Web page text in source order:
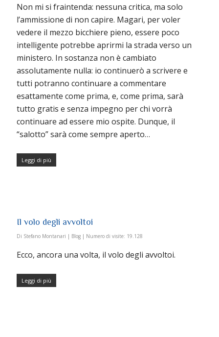
Non mi si fraintenda: nessuna critica, ma solo
l’ammissione di non capire. Magari, per voler
vedere il mezzo bicchiere pieno, essere poco
intelligente potrebbe aprirmi la strada verso un
ministero. In sostanza non è cambiato
assolutamente nulla: io continuerò a scrivere e
tutti potranno continuare a commentare
esattamente come prima, e, come prima, sarà
tutto gratis e senza impegno per chi vorrà
continuare ad essere mio ospite. Dunque, il
“salotto” sarà come sempre aperto…
Leggi di più
Il volo degli avvoltoi
Di Stefano Montanari | Blog | Numero di visite: 19.128
Ecco, ancora una volta, il volo degli avvoltoi.
Leggi di più